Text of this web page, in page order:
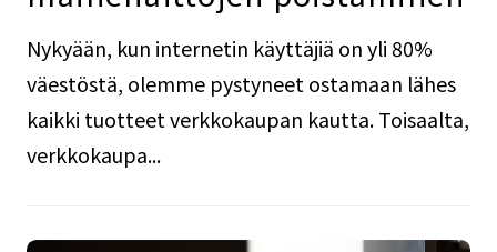
Nykyään, kun internetin käyttäjiä on yli 80%
väestöstä, olemme pystyneet ostamaan lähes
kaikki tuotteet verkkokaupan kautta. Toisaalta,
verkkokaupa...